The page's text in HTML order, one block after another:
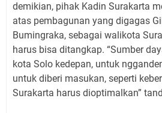
demikian, pihak Kadin Surakarta
atas pembagunan yang digagas
Bumingraka, sebagai walikota
harus bisa ditangkap. “Sumber
kota Solo kedepan, untuk
untuk diberi masukan, seperti
Surakarta harus dioptimalkan”